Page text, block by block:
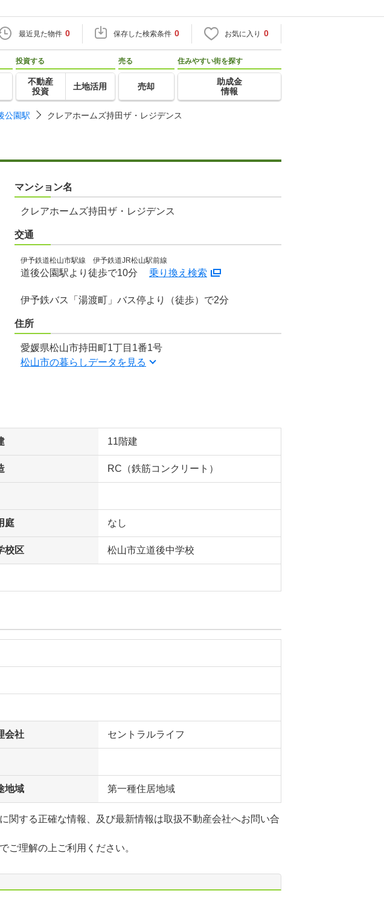
最近見た物件 0 保存した検索条件 0 お気に入り 0
投資する
不動産
投資
土地活用
売る
売却
住みやすい街を探す
助成金
情報
公園駅 クレアホームズ持田ザ・レジデンス
マンション名
クレアホームズ持田ザ・レジデンス
交通
伊予鉄道松山市駅線 伊予鉄道JR松山駅前線
道後公園駅より徒歩で10分 乗り換え検索
伊予鉄バス「湯渡町」バス停より（徒歩）で2分
住所
愛媛県松山市持田町1丁目1番1号
松山市の暮らしデータを見る
11階建
RC（鉄筋コンクリート）
庭 なし
校区 松山市立道後中学校
会社 セントラルライフ
地域 第一種住居地域
関する正確な情報、及び最新情報は取扱不動産会社へお問い合
ご理解の上ご利用ください。